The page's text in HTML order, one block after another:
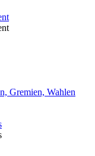
Gremien, Wahlen